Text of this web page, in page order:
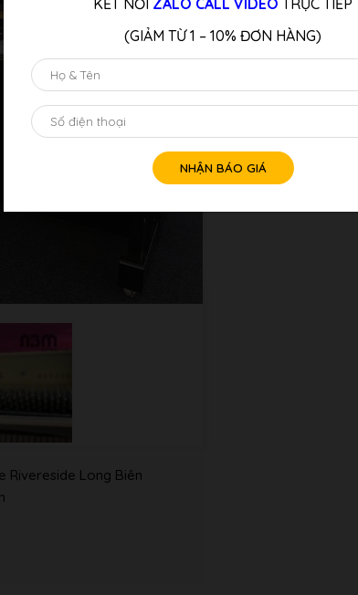
Rivereside Long Biên
Quý Khách Liên
KẾT NỐI ZALO CALL VIDEO TRỰC TIẾP
(GIẢM TỪ 1 – 10% ĐƠN HÀNG)